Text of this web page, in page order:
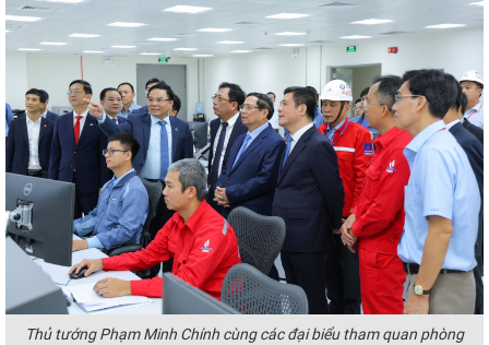
Thủ tướng Phạm Minh Chính cùng các đại biểu tham quan phòng